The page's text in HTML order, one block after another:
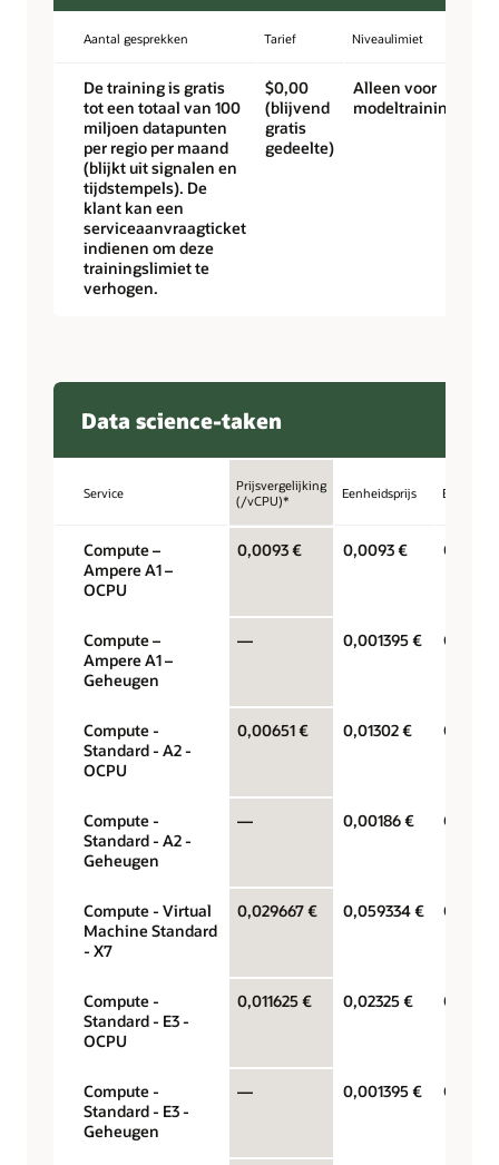
Aantal gesprekken Tarief Niveaulimiet
De training is gratis
tot een totaal van 100
miljoen datapunten
per regio per maand
(blijkt uit signalen en
tijdstempels). De
klant kan een
serviceaanvraagticket
indienen om deze
trainingslimiet te
verhogen.
$0,00
(blijvend
gratis
gedeelte)
Alleen voor
modeltraining
Data science-taken
Service
Prijsvergelijking
(/vCPU)*
Eenheidsprijs Eenheid
Compute –
Ampere A1 –
OCPU
0,0093 € 0,0093 € OCPU
Compute –
Ampere A1 –
Geheugen
— 0,001395 €
Compute -
Standard - A2 -
OCPU
0,00651 € 0,01302 € OCPU
Compute -
Standard - A2 -
Geheugen
— 0,00186 €
Compute - Virtual
Machine Standard
- X7
0,029667 € 0,059334 € OCPU
Compute -
Standard - E3 -
OCPU
0,011625 € 0,02325 € OCPU
Compute -
Standard - E3 -
Geheugen
— 0,001395 €